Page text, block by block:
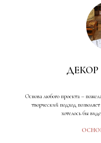
ДЕКОР
Основа любого проекта –
творческий подход
хотелось бы